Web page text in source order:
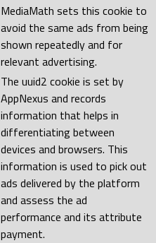
MediaMath sets this cookie to
avoid the same ads from being
shown repeatedly and for
relevant advertising.
The uuid2 cookie is set by
AppNexus and records
information that helps in
differentiating between
devices and browsers. This
information is used to pick out
ads delivered by the platform
and assess the ad
performance and its attribute
payment.